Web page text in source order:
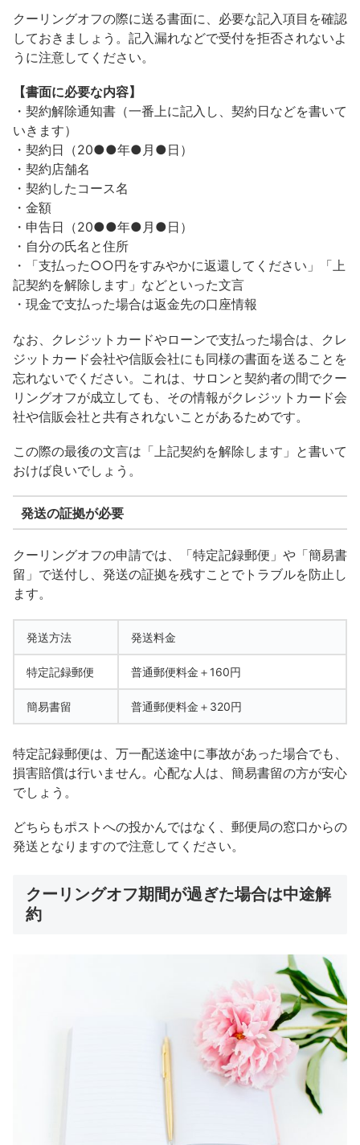
クーリングオフの際に送る書面に、必要な記入項目を確認
しておきましょう。記入漏れなどで受付を拒否されないよ
うに注意してください。
【書面に必要な内容】
・契約解除通知書（一番上に記入し、契約日などを書いて
いきます）
・契約日（20●●年●月●日）
・契約店舗名
・契約したコース名
・金額
・申告日（20●●年●月●日）
・自分の氏名と住所
・「支払った○○円をすみやかに返還してください」「上
記契約を解除します」などといった文言
・現金で支払った場合は返金先の口座情報
なお、クレジットカードやローンで支払った場合は、クレ
ジットカード会社や信販会社にも同様の書面を送ることを
忘れないでください。これは、サロンと契約者の間でクー
リングオフが成立しても、その情報がクレジットカード会
社や信販会社と共有されないことがあるためです。
この際の最後の文言は「上記契約を解除します」と書いて
おけば良いでしょう。
発送の証拠が必要
クーリングオフの申請では、「特定記録郵便」や「簡易書
留」で送付し、発送の証拠を残すことでトラブルを防止し
ます。
発送方法 発送料金
特定記録郵便 普通郵便料金＋160円
簡易書留 普通郵便料金＋320円
特定記録郵便は、万一配送途中に事故があった場合でも、
損害賠償は行いません。心配な人は、簡易書留の方が安心
でしょう。
どちらもポストへの投かんではなく、郵便局の窓口からの
発送となりますので注意してください。
クーリングオフ期間が過ぎた場合は中途解
約